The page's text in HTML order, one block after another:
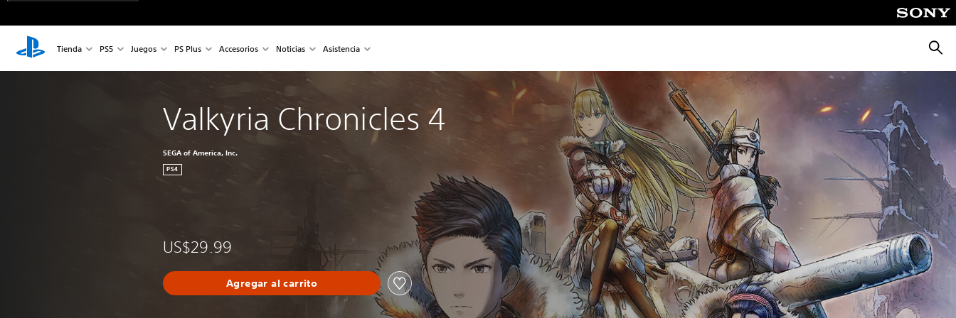
Tienda PS5 Juegos PS Plus Accesorios Noticias Asistencia
Valkyria Chronicles 4
SEGA of America, Inc.
PS4
US$29.99
Agregar al carrito